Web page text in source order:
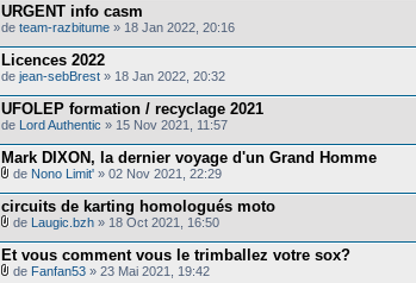
URGENT info casm
de team-razbitume » 18 Jan 2022, 20:16
Licences 2022
de jean-sebBrest » 18 Jan 2022, 20:32
UFOLEP formation / recyclage 2021
de Lord Authentic » 15 Nov 2021, 11:57
Mark DIXON, la dernier voyage d'un Grand Homme
de Nono Limit' » 02 Nov 2021, 22:29
circuits de karting homologués moto
de Laugic.bzh » 18 Oct 2021, 16:50
Et vous comment vous le trimballez votre sox?
de Fanfan53 » 23 Mai 2021, 19:42